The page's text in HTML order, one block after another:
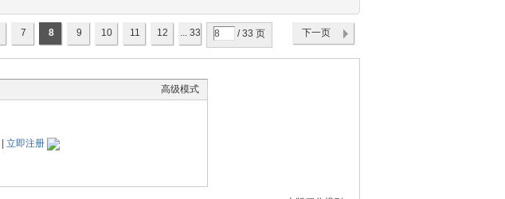
7 8 9 10 11 12 ... 33 / 33 页 下一页
高级模式
立即注册